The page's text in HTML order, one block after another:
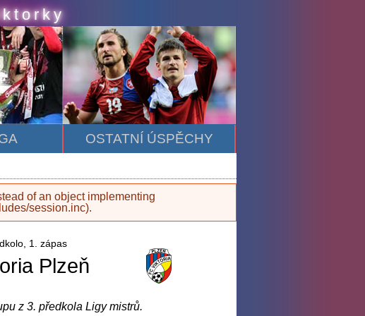
OSTATNÍ ÚSPĚCHY
of an object implementing
session.inc).
1. zápas
Plzeň
z 3. předkola Ligy mistrů.